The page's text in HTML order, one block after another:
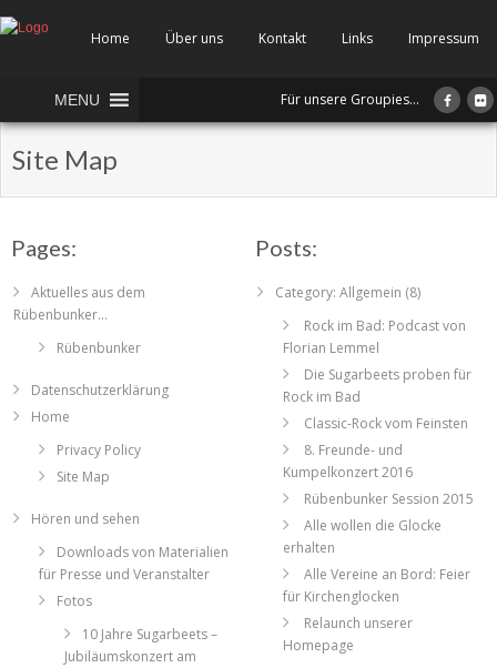
Home Über uns Kontakt Links Impressum
MENU Für unsere Groupies...
Site Map
Pages:
Aktuelles aus dem
Rübenbunker…
Rübenbunker
Datenschutzerklärung
Home
Privacy Policy
Site Map
Hören und sehen
Downloads von Materialien
für Presse und Veranstalter
Fotos
10 Jahre Sugarbeets –
Jubiläumskonzert am
Posts:
Category: Allgemein (8)
Rock im Bad: Podcast von
Florian Lemmel
Die Sugarbeets proben für
Rock im Bad
Classic-Rock vom Feinsten
8. Freunde- und
Kumpelkonzert 2016
Rübenbunker Session 2015
Alle wollen die Glocke
erhalten
Alle Vereine an Bord: Feier
für Kirchenglocken
Relaunch unserer
Homepage